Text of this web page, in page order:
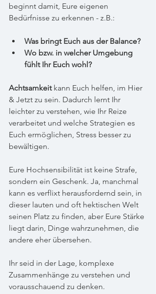
beginnt damit, Eure eigenen
Bedürfnisse zu erkennen - z.B.:
Was bringt Euch aus der Balance?
Wo bzw. in welcher Umgebung
fühlt Ihr Euch wohl?
Achtsamkeit kann Euch helfen, im Hier
& Jetzt zu sein. Dadurch lernt Ihr
leichter zu verstehen, wie Ihr Reize
verarbeitet und welche Strategien es
Euch ermöglichen, Stress besser zu
bewältigen.
Eure Hochsensibilität ist keine Strafe,
sondern ein Geschenk. Ja, manchmal
kann es verflixt herausfordernd sein, in
dieser lauten und oft hektischen Welt
seinen Platz zu finden, aber Eure Stärke
liegt darin, Dinge wahrzunehmen, die
andere eher übersehen.
Ihr seid in der Lage, komplexe
Zusammenhänge zu verstehen und
vorausschauend zu denken.